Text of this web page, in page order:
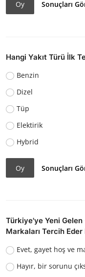
Oy Sonuçları
Hangi Yakıt Türü İlk
Benzin
Dizel
Tüp
Elektirik
Hybrid
Oy Sonuçları
Türkiye'ye Yeni Gelen
Markaları Tercih
Evet, gayet hoş ve
Hayır, bir sorunu